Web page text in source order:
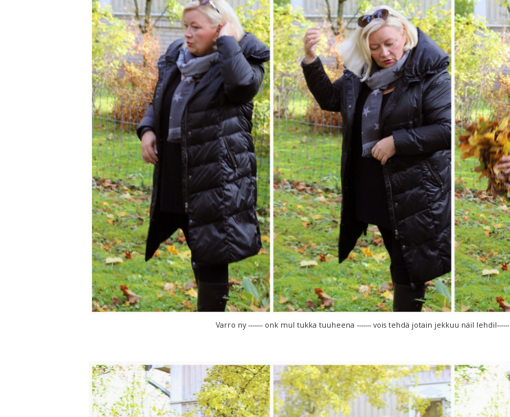
Varro ny ------- onk mul tukka tuuheena ------- vois tehdä jotain jekkuu näil lehdil------